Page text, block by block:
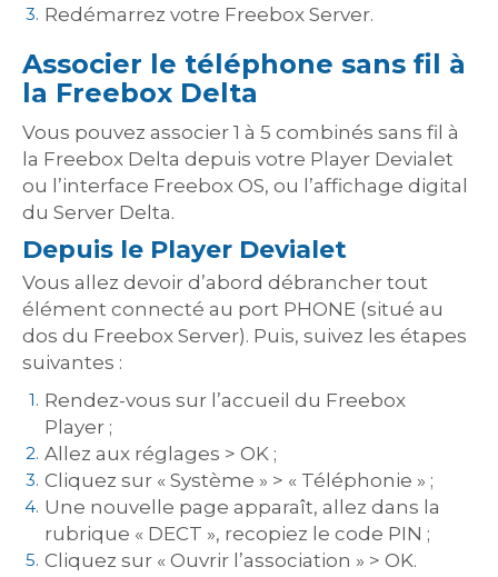
Redémarrez votre Freebox Server.
Associer le téléphone sans fil à
la Freebox Delta
Vous pouvez associer 1 à 5 combinés sans fil à
la Freebox Delta depuis votre Player Devialet
ou l’interface Freebox OS, ou l’affichage digital
du Server Delta.
Depuis le Player Devialet
Vous allez devoir d’abord débrancher tout
élément connecté au port PHONE (situé au
dos du Freebox Server). Puis, suivez les étapes
suivantes :
Rendez-vous sur l’accueil du Freebox
Player ;
Allez aux réglages > OK ;
Cliquez sur « Système » > « Téléphonie » ;
Une nouvelle page apparaît, allez dans la
rubrique « DECT », recopiez le code PIN ;
Cliquez sur « Ouvrir l’association » > OK.